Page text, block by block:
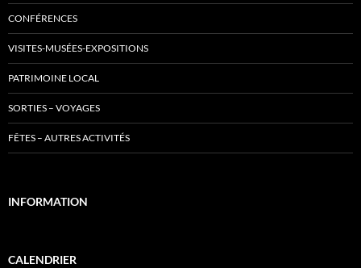
CONFÉRENCES
VISITES-MUSÉES-EXPOSITIONS
PATRIMOINE LOCAL
SORTIES – VOYAGES
FÊTES – AUTRES ACTIVITÉS
INFORMATION
CALENDRIER